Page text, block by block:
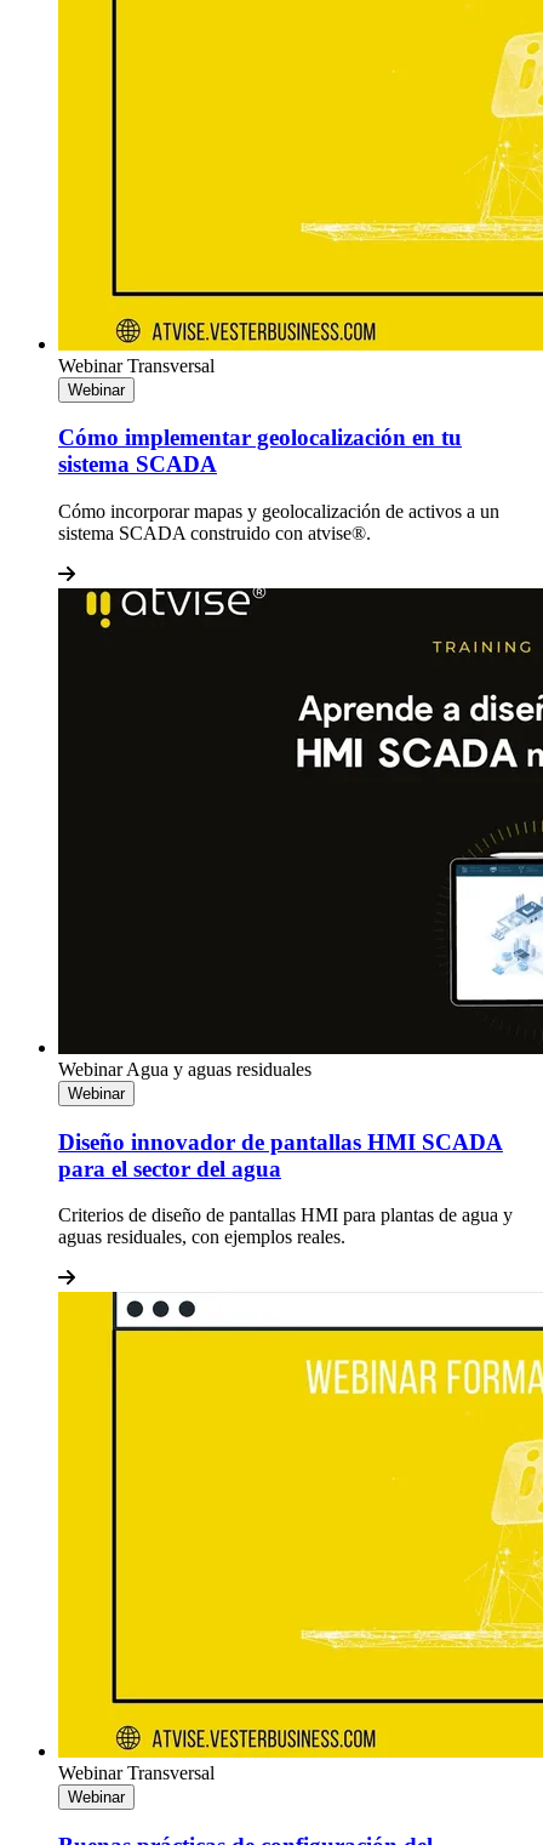
WebinarTransversal
Webinar
Cómo implementar geolocalización en tu
sistema SCADA
Cómo incorporar mapas y geolocalización de activos a un
sistema SCADA construido con atvise®.
WebinarAgua y aguas residuales
Webinar
Diseño innovador de pantallas HMI SCADA
para el sector del agua
Criterios de diseño de pantallas HMI para plantas de agua y
aguas residuales, con ejemplos reales.
WebinarTransversal
Webinar